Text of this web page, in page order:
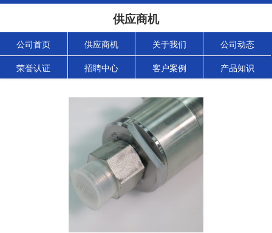
供应商机
公司首页 供应商机 关于我们 公司动态
荣誉认证 招聘中心 客户案例 产品知识